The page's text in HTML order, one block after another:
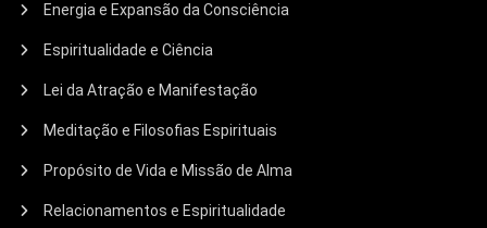
Energia e Expansão da Consciência
Espiritualidade e Ciência
Lei da Atração e Manifestação
Meditação e Filosofias Espirituais
Propósito de Vida e Missão de Alma
Relacionamentos e Espiritualidade